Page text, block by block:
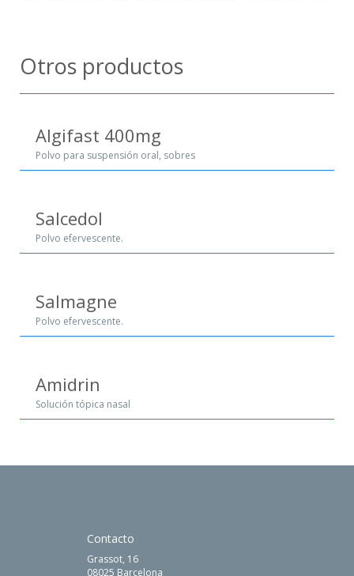
Otros productos
Algifast 400mg
Polvo para suspensión oral, sobres
Salcedol
Polvo efervescente.
Salmagne
Polvo efervescente.
Amidrin
Solución tópica nasal
Contacto
Grassot, 16
08025 Barcelona